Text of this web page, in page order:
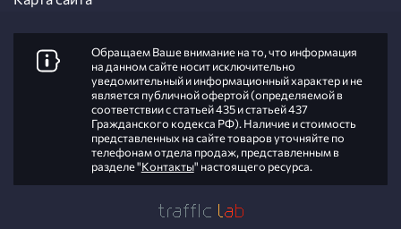
Обращаем Ваше внимание на то, что информация
на данном сайте носит исключительно
уведомительный и информационный характер и не
является публичной офертой (определяемой в
соответствии с статьей 435 и статьей 437
Гражданского кодекса РФ). Наличие и стоимость
представленных на сайте товаров уточняйте по
телефонам отдела продаж, представленным в
разделе "Контакты" настоящего ресурса.